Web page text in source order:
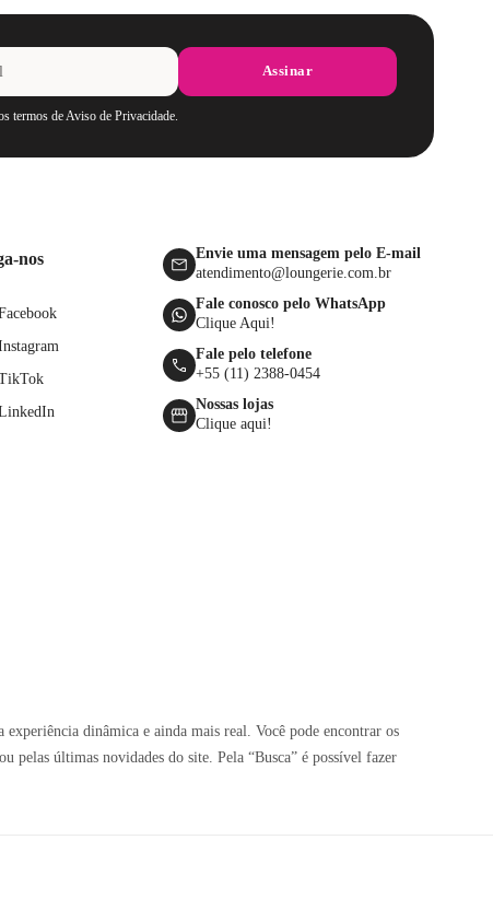
Assinar
termos de Aviso de Privacidade.
nos
Envie uma mensagem pelo E-mail
atendimento@loungerie.com.br
Fale conosco pelo WhatsApp
Clique Aqui!
Fale pelo telefone
+55 (11) 2388-0454
Nossas lojas
Clique aqui!
dinâmica e ainda mais real. Você pode encontrar os
pelas últimas novidades do site. Pela “Busca” é possível fazer